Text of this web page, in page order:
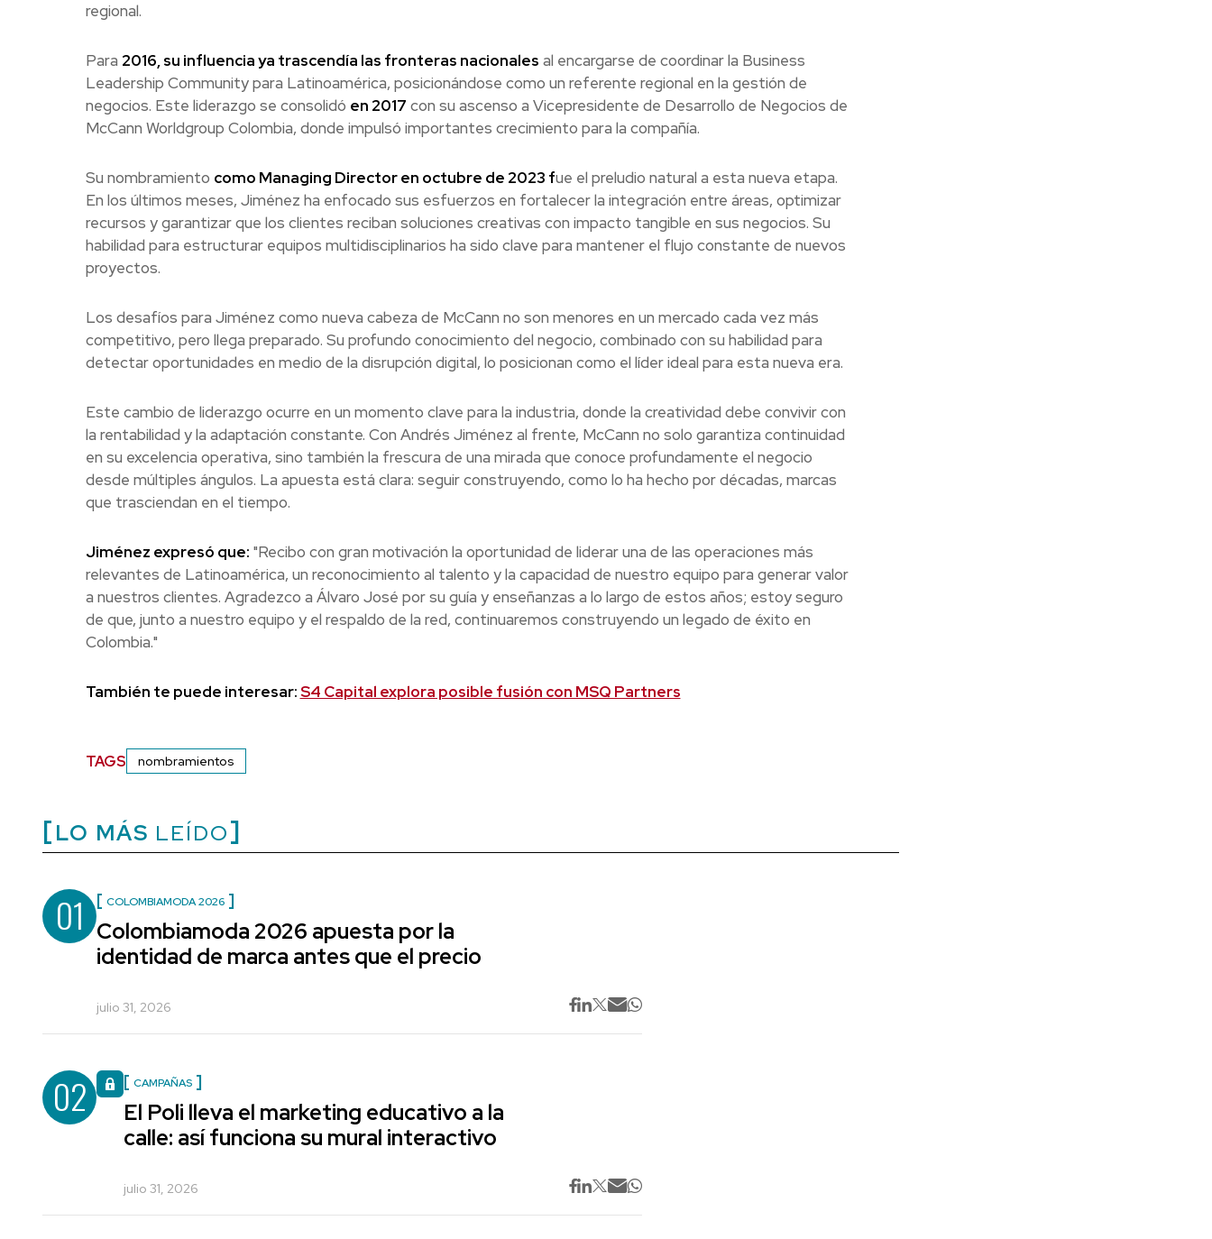
regional.
Para 2016, su influencia ya trascendía las fronteras nacionales al encargarse de coordinar la Business
Leadership Community para Latinoamérica, posicionándose como un referente regional en la gestión de
negocios. Este liderazgo se consolidó en 2017 con su ascenso a Vicepresidente de Desarrollo de Negocios de
McCann Worldgroup Colombia, donde impulsó importantes crecimiento para la compañía.
Su nombramiento como Managing Director en octubre de 2023 fue el preludio natural a esta nueva etapa.
En los últimos meses, Jiménez ha enfocado sus esfuerzos en fortalecer la integración entre áreas, optimizar
recursos y garantizar que los clientes reciban soluciones creativas con impacto tangible en sus negocios. Su
habilidad para estructurar equipos multidisciplinarios ha sido clave para mantener el flujo constante de nuevos
proyectos.
Los desafíos para Jiménez como nueva cabeza de McCann no son menores en un mercado cada vez más
competitivo, pero llega preparado. Su profundo conocimiento del negocio, combinado con su habilidad para
detectar oportunidades en medio de la disrupción digital, lo posicionan como el líder ideal para esta nueva era.
Este cambio de liderazgo ocurre en un momento clave para la industria, donde la creatividad debe convivir con
la rentabilidad y la adaptación constante. Con Andrés Jiménez al frente, McCann no solo garantiza continuidad
en su excelencia operativa, sino también la frescura de una mirada que conoce profundamente el negocio
desde múltiples ángulos. La apuesta está clara: seguir construyendo, como lo ha hecho por décadas, marcas
que trasciendan en el tiempo.
Jiménez expresó que: "Recibo con gran motivación la oportunidad de liderar una de las operaciones más
relevantes de Latinoamérica, un reconocimiento al talento y la capacidad de nuestro equipo para generar valor
a nuestros clientes. Agradezco a Álvaro José por su guía y enseñanzas a lo largo de estos años; estoy seguro
de que, junto a nuestro equipo y el respaldo de la red, continuaremos construyendo un legado de éxito en
Colombia."
También te puede interesar:S4 Capital explora posible fusión con MSQ Partners
TAGS nombramientos
LO MÁS LEÍDO
01 COLOMBIAMODA 2026
Colombiamoda 2026 apuesta por la
identidad de marca antes que el precio
julio 31, 2026
02 CAMPAÑAS
El Poli lleva el marketing educativo a la
calle: así funciona su mural interactivo
julio 31, 2026